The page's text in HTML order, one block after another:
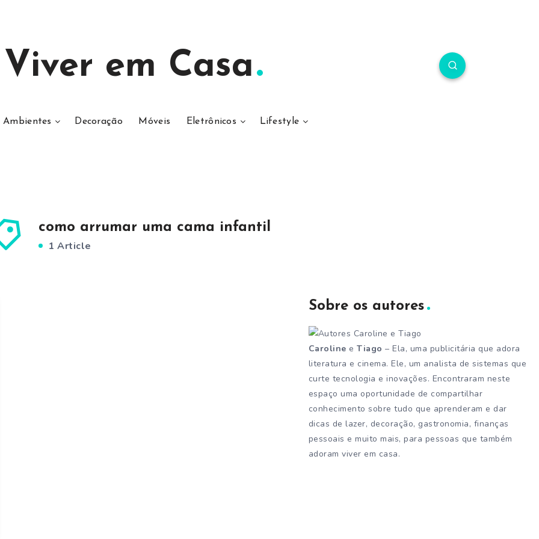
Viver em Casa
Ambientes Decoração Móveis Eletrônicos Lifestyle
como arrumar uma cama infantil
1 Article
Sobre os autores
Caroline eTiago – Ela, uma publicitária que adora
literatura e cinema. Ele, um analista de sistemas que
curte tecnologia e inovações. Encontraram neste
espaço uma oportunidade de compartilhar
conhecimento sobre tudo que aprenderam e dar
dicas de lazer, decoração, gastronomia, finanças
pessoais e muito mais, para pessoas que também
adoram viver em casa.